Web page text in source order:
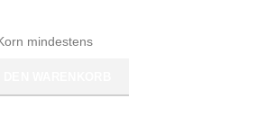
mindestens